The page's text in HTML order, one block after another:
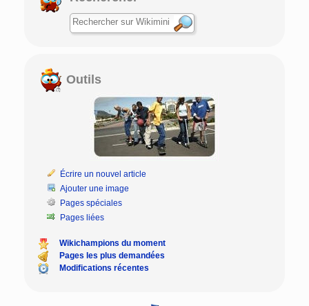
Outils
Écrire un nouvel article
Ajouter une image
Pages spéciales
Pages liées
Wikichampions du moment
Pages les plus demandées
Modifications récentes